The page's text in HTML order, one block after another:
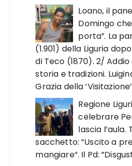
Loano, il
Domingo
porta”. La
(1.901) della Liguria
di Teco (1870). 2/
storia e tradizioni.
Grazia della ‘Visitazione’
Regione
celebrare
lascia l’aula.
sacchetto: ”Uscito a
mangiare“. Il Pd: